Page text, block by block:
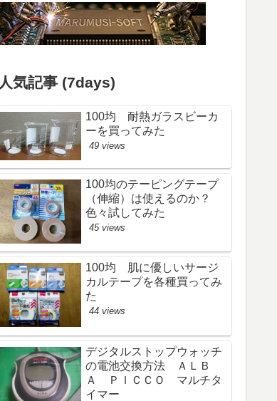
人気記事 (7days)
100均 耐熱ガラスビーカ
ーを買ってみた
49 views
100均のテーピングテープ
（伸縮）は使えるのか？
色々試してみた
45 views
100均 肌に優しいサージ
カルテープを各種買ってみ
た
44 views
デジタルストップウォッチ
の電池交換方法 ＡＬＢ
Ａ ＰＩＣＣＯ マルチタ
イマー